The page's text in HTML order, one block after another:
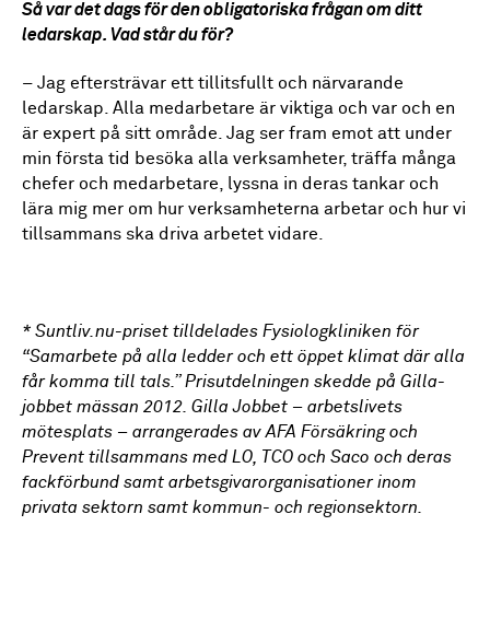
Så var det dags för den obligatoriska frågan om ditt
ledarskap. Vad står du för?
– Jag eftersträvar ett tillitsfullt och närvarande
ledarskap. Alla medarbetare är viktiga och var och en
är expert på sitt område. Jag ser fram emot att under
min första tid besöka alla verksamheter, träffa många
chefer och medarbetare, lyssna in deras tankar och
lära mig mer om hur verksamheterna arbetar och hur vi
tillsammans ska driva arbetet vidare.
* Suntliv.nu-priset tilldelades Fysiologkliniken för
“Samarbete på alla ledder och ett öppet klimat där alla
får komma till tals.” Prisutdelningen skedde på Gilla-
jobbet mässan 2012. Gilla Jobbet – arbetslivets
mötesplats – arrangerades av AFA Försäkring och
Prevent tillsammans med LO, TCO och Saco och deras
fackförbund samt arbetsgivarorganisationer inom
privata sektorn samt kommun- och regionsektorn.